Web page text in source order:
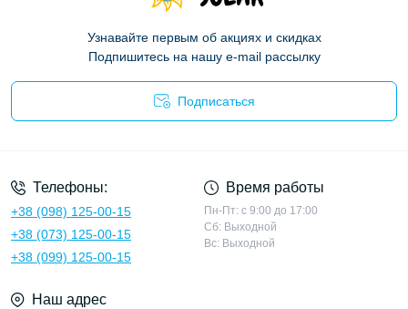
Узнавайте первым об акциях и скидках
Подпишитесь на нашу e-mail рассылку
Подписаться
Телефоны:
+38 (098) 125-00-15
+38 (073) 125-00-15
+38 (099) 125-00-15
Время работы
Пн-Пт: с 9:00 до 17:00
Сб: Выходной
Вс: Выходной
Наш адрес